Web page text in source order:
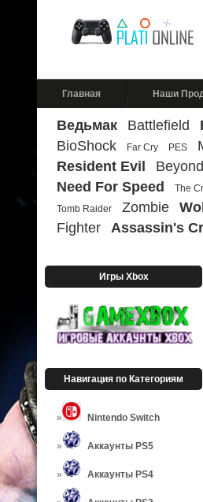
Главная Наши
Ведьмак Battlefield
BioShock Far Cry PES
Resident Evil
Need For Speed
The
Tomb Raider
Zombie
Fighter
Assassin's
Игры Xbox
Навигация по Категориям
Nintendo Switch
Аккаунты PS5
Аккаунты PS4